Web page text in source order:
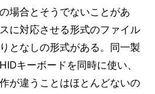
場合とそうでないことがあ
に対応させる形式のファイル
となしの形式がある。同一製
キーボードを同時に使い、
が違うことはほとんどないの